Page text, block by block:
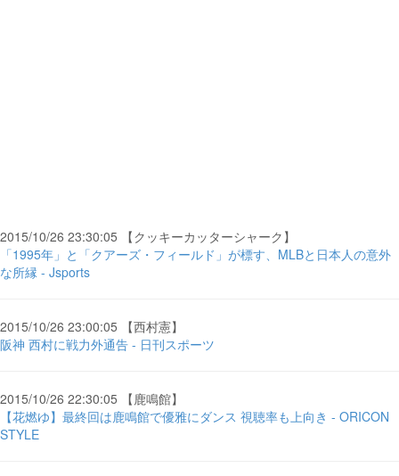
2015/10/26 23:30:05 【クッキーカッターシャーク】
「1995年」と「クアーズ・フィールド」が標す、MLBと日本人の意外
な所縁 - Jsports
2015/10/26 23:00:05 【西村憲】
阪神 西村に戦力外通告 - 日刊スポーツ
2015/10/26 22:30:05 【鹿鳴館】
【花燃ゆ】最終回は鹿鳴館で優雅にダンス 視聴率も上向き - ORICON
STYLE